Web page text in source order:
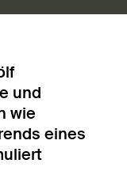
und
wie
eines